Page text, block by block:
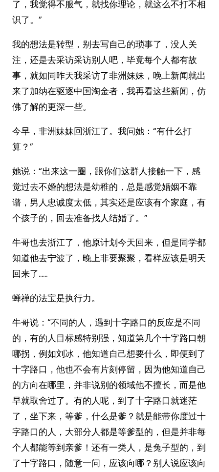
了，我觉得不服气，就找你理论，就这么不打不相
识了。”
我的想法是转型，别去写自己的琐事了，没人关
注，还是去采访采访别人吧，毕竟每个人都有故
事，就如同昨天我采访了非洲妹妹，晚上新闻就出
来了加纳在驱逐中国淘金者，我再看这些新闻，仿
佛了解的更深一些。
今早，非洲妹妹回浙江了。我问她：“有什么打
算？”
她说：“出来这一圈，跟你们这群人接触一下，感
觉过去不婚的想法是幼稚的，总是感觉婚姻不靠
谱，男人忠诚度太低，其实还是应该有个家庭，有
个孩子的，回去准备找人结婚了。”
牛哥也去浙江了，他原计划今天回来，但是同学都
知道他去宁波了，晚上非要聚聚，看样应该是明天
回来了……
蝉禅的法宝是执行力。
牛哥说：“不同的人，遇到十字路口的反应是不同
的，有的人目标感特别强，知道第几个十字路口朝
哪拐，例如刘冰，他知道自己想要什么，即便到了
十字路口，他也不会有片刻停留，因为他知道自己
的方向在哪里，并非说别的领域他不擅长，而是他
早就取舍过了。有的人呢，到了十字路口就迷茫
了，坐下来，等爹，什么是爹？就是能带你度过十
字路口的人，大部分人都是等爹型的，但是并非每
个人都能等到亲爹！还有一类人，是兔子型的，到
了十字路口，随意一问，应该向哪？别人说应该向